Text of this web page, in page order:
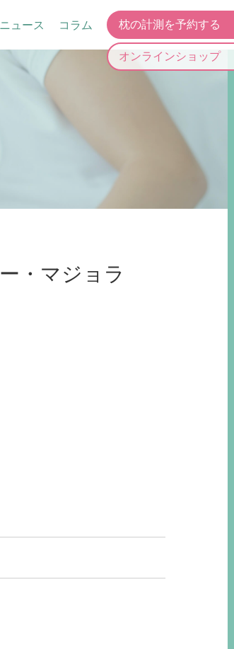
ニュース コラム 枕の計測を予約する
オンラインショップ
・マジョラ